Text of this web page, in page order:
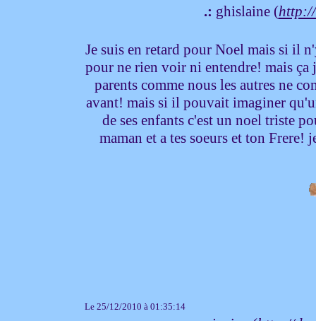
.: ghislaine (
Je suis en retard pour Noel mais si il
pour ne rien voir ni entendre! mais ça
parents comme nous les autres ne
avant! mais si il pouvait imaginer
de ses enfants c'est un noel triste
maman et a tes soeurs et ton Frere!
Le 25/12/2010 à 01:35:14